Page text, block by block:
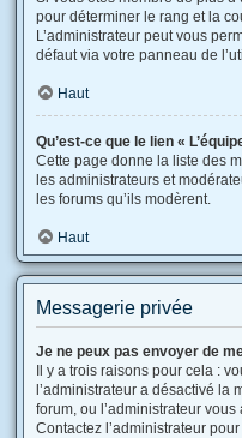
pour déterminer le rang et la
L’administrateur peut vous
défaut via votre panneau de
Haut
Qu’est-ce que le lien «
Cette page donne la liste des
les administrateurs et
les forums qu’ils modèrent.
Haut
Messagerie privée
Je ne peux pas envoyer de
Il y a trois raisons pour cela :
l’administrateur a désactivé la
forum, ou l’administrateur
Contactez l’administrateur